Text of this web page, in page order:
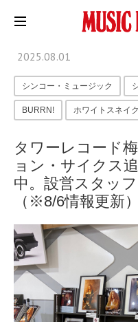
2025.08.01
シンコー・ミュージック
BURRN! ホワイトスネイク
タワーレコード
ョン・サイクス
中。設営スタッ
（※8/6情報更新）